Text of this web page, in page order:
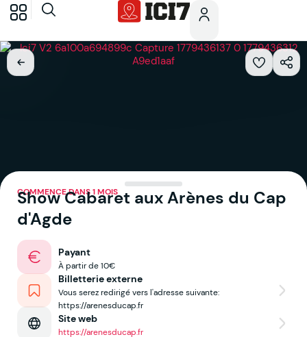
COMMENCE DANS 1 MOIS
Show Cabaret aux Arènes du Cap
d'Agde
Payant
À partir de 10€
Billetterie externe
Vous serez redirigé vers l'adresse suivante:
https://arenesducap.fr
Site web
https://arenesducap.fr